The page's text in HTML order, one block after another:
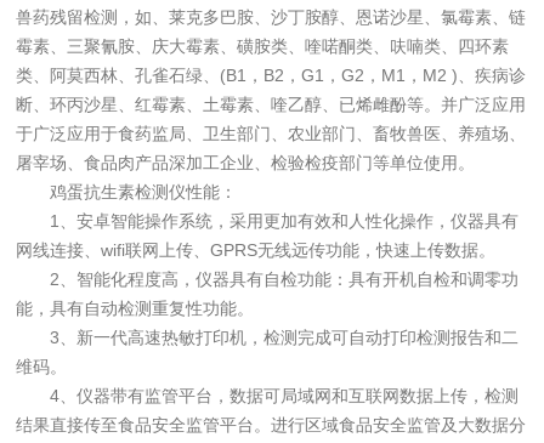
兽药残留检测，如、莱克多巴胺、沙丁胺醇、恩诺沙星、氯霉素、链
霉素、三聚氰胺、庆大霉素、磺胺类、喹喏酮类、呋喃类、四环素
类、阿莫西林、孔雀石绿、(B1，B2，G1，G2，M1，M2 )、疾病诊
断、环丙沙星、红霉素、土霉素、喹乙醇、已烯雌酚等。并广泛应用
于广泛应用于食药监局、卫生部门、农业部门、畜牧兽医、养殖场、
屠宰场、食品肉产品深加工企业、检验检疫部门等单位使用。
鸡蛋抗生素检测仪性能：
1、安卓智能操作系统，采用更加有效和人性化操作，仪器具有
网线连接、wifi联网上传、GPRS无线远传功能，快速上传数据。
2、智能化程度高，仪器具有自检功能：具有开机自检和调零功
能，具有自动检测重复性功能。
3、新一代高速热敏打印机，检测完成可自动打印检测报告和二
维码。
4、仪器带有监管平台，数据可局域网和互联网数据上传，检测
结果直接传至食品安全监管平台。进行区域食品安全监管及大数据分